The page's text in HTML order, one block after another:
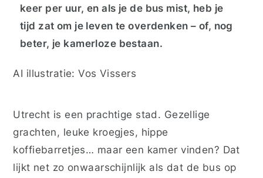
keer per uur, en als je de bus mist, heb je
tijd zat om je leven te overdenken – of, nog
beter, je kamerloze bestaan.
AI illustratie: Vos Vissers
Utrecht is een prachtige stad. Gezellige
grachten, leuke kroegjes, hippe
koffiebarretjes… maar een kamer vinden? Dat
lijkt net zo onwaarschijnlijk als dat de bus op